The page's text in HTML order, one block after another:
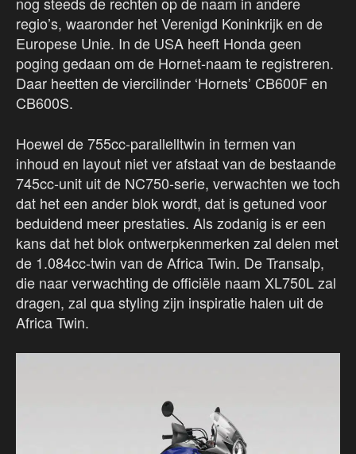
regio’s, waaronder het Verenigd Koninkrijk en de
Europese Unie. In de USA heeft Honda geen
poging gedaan om de Hornet-naam te registreren.
Daar heetten de viercilinder ‘Hornets’ CB600F en
CB600S.
Hoewel de 755cc-parallelltwin in termen van
inhoud en layout niet ver afstaat van de bestaande
745cc-unit uit de NC750-serie, verwachten we toch
dat het een ander blok wordt, dat is getuned voor
beduidend meer prestaties. Als zodanig is er een
kans dat het blok ontwerpkenmerken zal delen met
de 1.084cc-twin van de Africa Twin. De Transalp,
die naar verwachting de officiële naam XL750L zal
dragen, zal qua styling zijn inspiratie halen uit de
Africa Twin.